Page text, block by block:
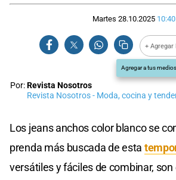
Martes 28.10.2025 10:40
+ Agregar
Agregar a tus
Por:Revista Nosotros
Revista Nosotros - Moda, cocina y
Los jeans anchos color blanco se
prenda más buscada de esta
versátiles y fáciles de combinar, son